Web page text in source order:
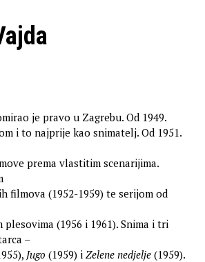
je pravo u Zagrebu. Od 1949.
i to najprije kao snimatelj. Od 1951.
prema vlastitim scenarijima.
filmova (1952-1959) te serijom od
(1956 i 1961). Snima i tri
–
Jugo (1959) iZelene nedjelje(1959).